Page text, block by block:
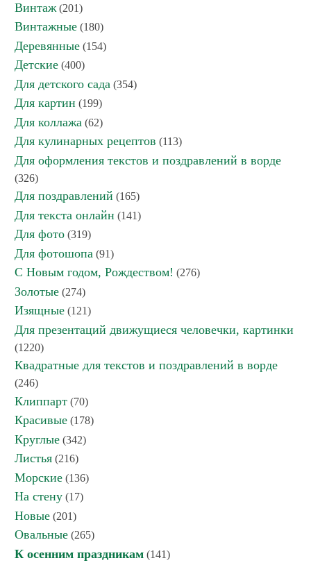
Винтаж (201)
Винтажные (180)
Деревянные (154)
Детские (400)
Для детского сада (354)
Для картин (199)
Для коллажа (62)
Для кулинарных рецептов (113)
Для оформления текстов и поздравлений в ворде
(326)
Для поздравлений (165)
Для текста онлайн (141)
Для фото (319)
Для фотошопа (91)
С Новым годом, Рождеством! (276)
Золотые (274)
Изящные (121)
Для презентаций движущиеся человечки, картинки
(1220)
Квадратные для текстов и поздравлений в ворде
(246)
Клиппарт (70)
Красивые (178)
Круглые (342)
Листья (216)
Морские (136)
На стену (17)
Новые (201)
Овальные (265)
К осенним праздникам (141)